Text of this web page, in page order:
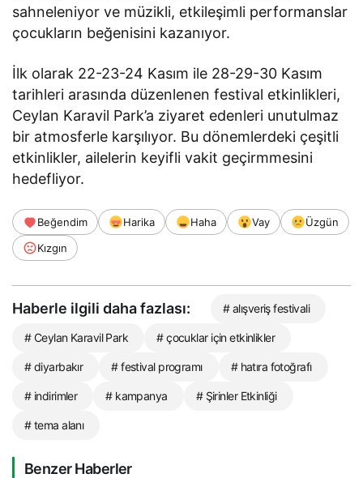
sahneleniyor ve müzikli, etkileşimli performanslar
çocukların beğenisini kazanıyor.
İlk olarak 22-23-24 Kasım ile 28-29-30 Kasım
tarihleri arasında düzenlenen festival etkinlikleri,
Ceylan Karavil Park’a ziyaret edenleri unutulmaz
bir atmosferle karşılıyor. Bu dönemlerdeki çeşitli
etkinlikler, ailelerin keyifli vakit geçirmmesini
hedefliyor.
Beğendim Harika Haha Vay
Üzgün
Kızgın
Haberle ilgili daha fazlası: # alışveriş festivali
# Ceylan Karavil Park # çocuklar için etkinlikler
# diyarbakır # festival programı # hatıra fotoğrafı
# indirimler # kampanya # Şirinler Etkinliği
# tema alanı
Benzer Haberler